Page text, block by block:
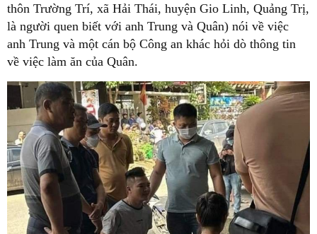
thôn Trường Trí, xã Hải Thái, huyện Gio Linh, Quảng Trị,
là người quen biết với anh Trung và Quân) nói về việc
anh Trung và một cán bộ Công an khác hỏi dò thông tin
về việc làm ăn của Quân.